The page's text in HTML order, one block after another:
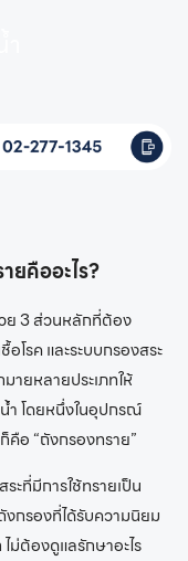
ยคืออะไร?
วย 3 ส่วนหลักที่ต้อง
โรค และระบบกรองสระ
ยหลายประเภทให้
ำ โดยหนึ่งในอุปกรณ์
คือ “ถังกรองทราย”
ะที่มีการใช้ทรายเป็น
กรองที่ได้รับความนิยม
ม่ต้องดูแลรักษาอะไร